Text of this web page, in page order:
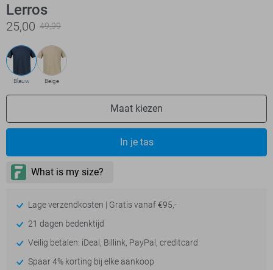
Lerros
25,00 49,99
Blauw Beige
Maat kiezen
In je tas
Lage verzendkosten | Gratis vanaf €95,-
21 dagen bedenktijd
Veilig betalen: iDeal, Billink, PayPal, creditcard
Spaar 4% korting bij elke aankoop